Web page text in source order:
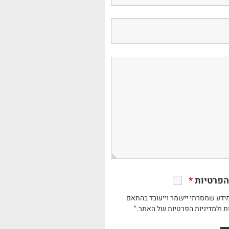
*
שמסרתי יישמר וייעובד בהתאם
ולמדיניות הפרטיות של האתר."